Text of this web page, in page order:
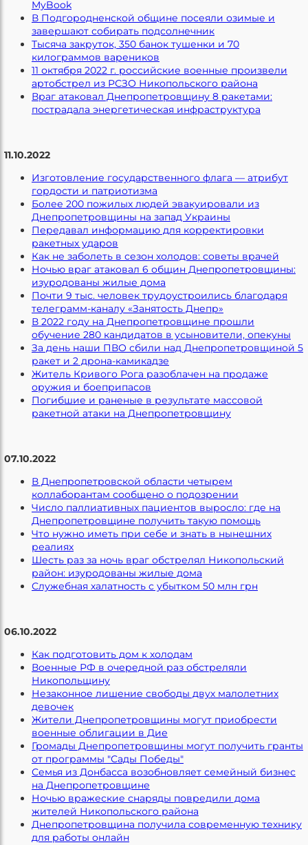
MyBook
В Подгородненской общине посеяли озимые и
завершают собирать подсолнечник
Тысяча закруток, 350 банок тушенки и 70
килограммов вареников
11 октября 2022 г. российские военные произвели
артобстрел из РСЗО Никопольского района
Враг атаковал Днепропетровщину 8 ракетами:
пострадала энергетическая инфраструктура
11.10.2022
Изготовление государственного флага — атрибут
гордости и патриотизма
Более 200 пожилых людей эвакуировали из
Днепропетровщины на запад Украины
Передавал информацию для корректировки
ракетных ударов
Как не заболеть в сезон холодов: советы врачей
Ночью враг атаковал 6 общин Днепропетровщины:
изуродованы жилые дома
Почти 9 тыс. человек трудоустроились благодаря
телеграмм-каналу «Занятость Днепр»
В 2022 году на Днепропетровщине прошли
обучение 280 кандидатов в усыновители, опекуны
За день наши ПВО сбили над Днепропетровщиной 5
ракет и 2 дрона-камикадзе
Житель Кривого Рога разоблачен на продаже
оружия и боеприпасов
Погибшие и раненые в результате массовой
ракетной атаки на Днепропетровщину
07.10.2022
В Днепропетровской области четырем
коллаборантам сообщено о подозрении
Число паллиативных пациентов выросло: где на
Днепропетровщине получить такую помощь
Что нужно иметь при себе и знать в нынешних
реалиях
Шесть раз за ночь враг обстрелял Никопольский
район: изуродованы жилые дома
Служебная халатность с убытком 50 млн грн
06.10.2022
Как подготовить дом к холодам
Военные РФ в очередной раз обстреляли
Никопольщину
Незаконное лишение свободы двух малолетних
девочек
Жители Днепропетровщины могут приобрести
военные облигации в Дие
Громады Днепропетровщины могут получить гранты
от программы "Сады Победы"
Семья из Донбасса возобновляет семейный бизнес
на Днепропетровщине
Ночью вражеские снаряды повредили дома
жителей Никопольского района
Днепропетровщина получила современную технику
для работы онлайн